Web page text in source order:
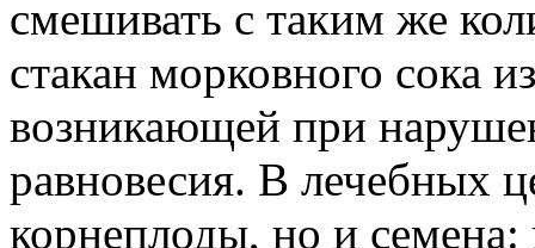
смешивать с таким же
стакан морковного сока
возникающей при
равновесия. В лечебных
корнеплоды, но и